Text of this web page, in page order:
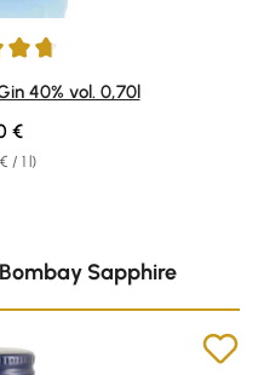
40% vol. 0,70l
/ 1 l)
price:
€
Sapphire